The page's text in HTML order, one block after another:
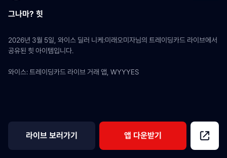
그나마? 힛
2026년 3월 5일, 와이스 딜러 니케:미래오미자님의 트레이딩카드 라이브에서
공유된 힛 아이템입니다.
와이스: 트레이딩카드 라이브 거래 앱, WYYYES
라이브 보러가기 앱 다운받기